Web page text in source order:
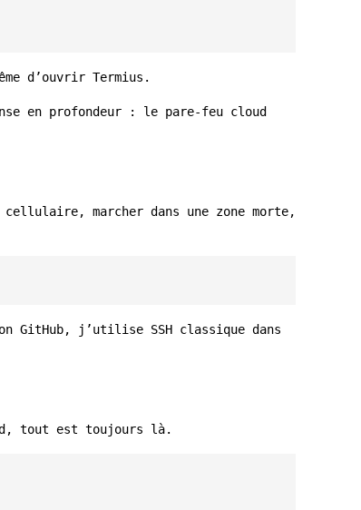
d’ouvrir Termius.
en profondeur : le pare-feu cloud
marcher dans une zone morte,
GitHub, j’utilise SSH classique dans
tout est toujours là.